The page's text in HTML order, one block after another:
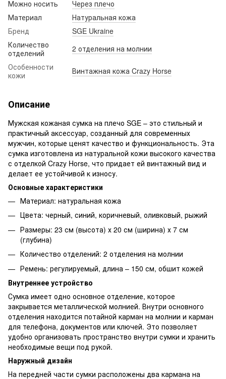
Можно носить
Через плечо
Материал
Натуральная кожа
Бренд
SGE Ukraine
Количество
отделений
2 отделения на молнии
Особенности
кожи
Винтажная кожа Crazy Horse
Описание
Мужская кожаная сумка на плечо SGE – это стильный и
практичный аксессуар, созданный для современных
мужчин, которые ценят качество и функциональность. Эта
сумка изготовлена ​​из натуральной кожи высокого качества
с отделкой Crazy Horse, что придает ей винтажный вид и
делает ее устойчивой к износу.
Основные характеристики
Материал: натуральная кожа
Цвета: черный, синий, коричневый, оливковый, рыжий
Размеры: 23 см (высота) х 20 см (ширина) х 7 см
(глубина)
Количество отделений: 2 отделения на молнии
Ремень: регулируемый, длина – 150 см, обшит кожей
Внутреннее устройство
Сумка имеет одно основное отделение, которое
закрывается металлической молнией. Внутри основного
отделения находится потайной карман на молнии и карман
для телефона, документов или ключей. Это позволяет
удобно организовать пространство внутри сумки и хранить
необходимые вещи под рукой.
Наружный дизайн
На передней части сумки расположены два кармана на